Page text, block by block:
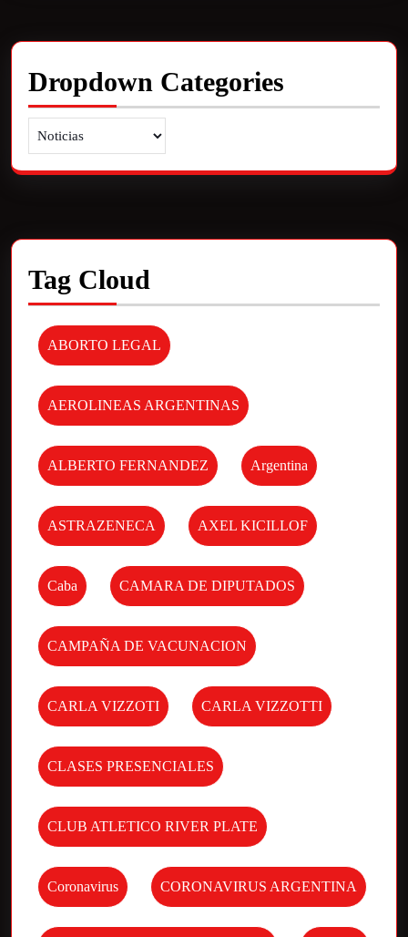
Dropdown Categories
Tag Cloud
ABORTO LEGAL
AEROLINEAS ARGENTINAS
ALBERTO FERNANDEZ Argentina
ASTRAZENECA AXEL KICILLOF
Caba CAMARA DE DIPUTADOS
CAMPAÑA DE VACUNACION
CARLA VIZZOTI CARLA VIZZOTTI
CLASES PRESENCIALES
CLUB ATLETICO RIVER PLATE
Coronavirus CORONAVIRUS ARGENTINA